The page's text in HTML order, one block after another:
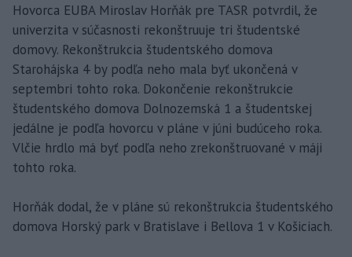
Hovorca EUBA Miroslav Horňák pre TASR potvrdil, že
univerzita v súčasnosti rekonštruuje tri študentské
domovy. Rekonštrukcia študentského domova
Starohájska 4 by podľa neho mala byť ukončená v
septembri tohto roka. Dokončenie rekonštrukcie
študentského domova Dolnozemská 1 a študentskej
jedálne je podľa hovorcu v pláne v júni budúceho roka.
Vlčie hrdlo má byť podľa neho zrekonštruované v máji
tohto roka.
Horňák dodal, že v pláne sú rekonštrukcia študentského
domova Horský park v Bratislave i Bellova 1 v Košiciach.